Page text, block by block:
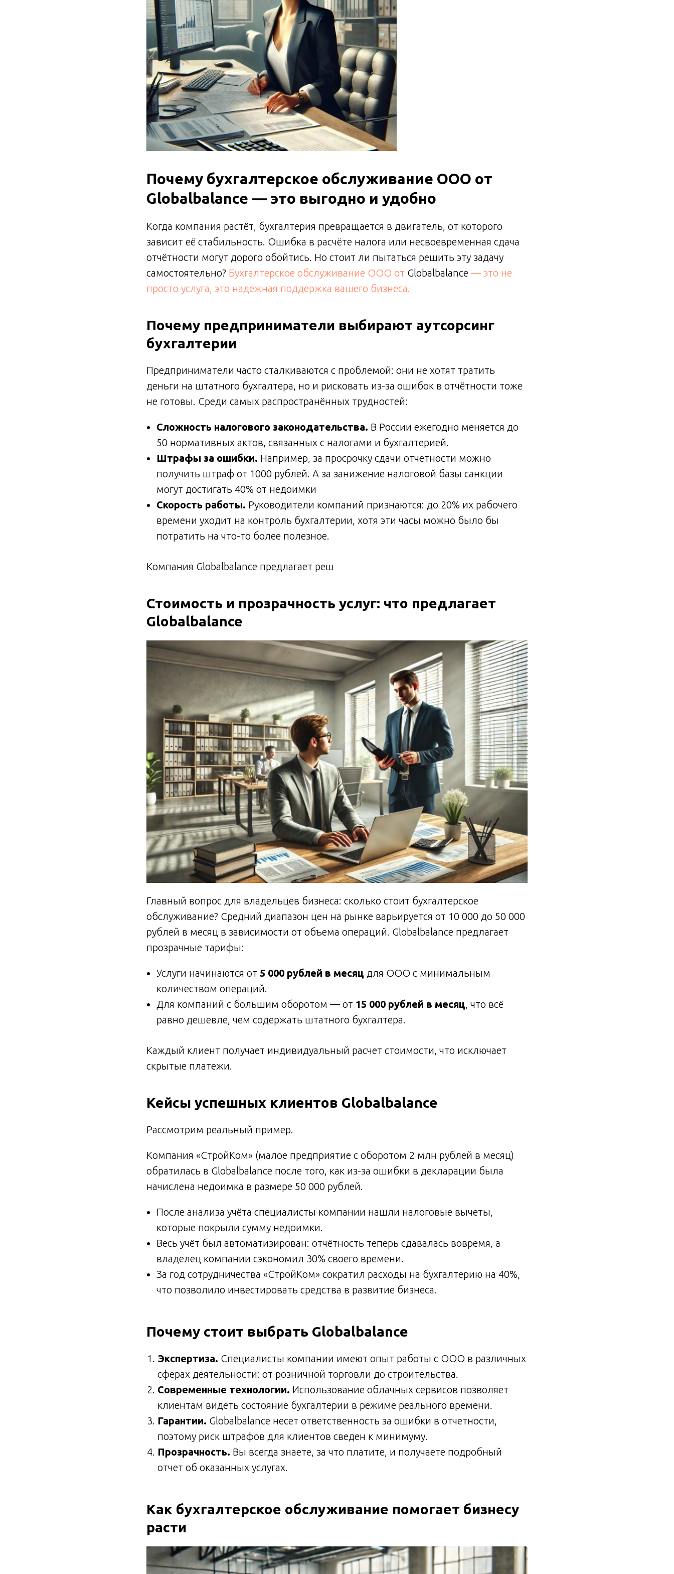
Почему бухгалтерское обслуживание ООО от
Globalbalance — это выгодно и удобно
Когда компания растёт, бухгалтерия превращается в двигатель, от которого
зависит её стабильность. Ошибка в расчёте налога или несвоевременная сдача
отчётности могут дорого обойтись. Но стоит ли пытаться решить эту задачу
самостоятельно? Бухгалтерское обслуживание ООО от Globalbalance — это не
просто услуга, это надёжная поддержка вашего бизнеса.
Почему предприниматели выбирают аутсорсинг
бухгалтерии
Предприниматели часто сталкиваются с проблемой: они не хотят тратить
деньги на штатного бухгалтера, но и рисковать из-за ошибок в отчётности тоже
не готовы. Среди самых распространённых трудностей:
Сложность налогового законодательства. В России ежегодно меняется до
50 нормативных актов, связанных с налогами и бухгалтерией.
Штрафы за ошибки. Например, за просрочку сдачи отчетности можно
получить штраф от 1000 рублей. А за занижение налоговой базы санкции
могут достигать 40% от недоимки
Скорость работы. Руководители компаний признаются: до 20% их рабочего
времени уходит на контроль бухгалтерии, хотя эти часы можно было бы
потратить на что-то более полезное.
Компания Globalbalance предлагает реш
Стоимость и прозрачность услуг: что предлагает
Globalbalance
Главный вопрос для владельцев бизнеса: сколько стоит бухгалтерское
обслуживание? Средний диапазон цен на рынке варьируется от 10 000 до 50 000
рублей в месяц в зависимости от объема операций. Globalbalance предлагает
прозрачные тарифы:
Услуги начинаются от 5 000 рублей в месяц для ООО с минимальным
количеством операций.
Для компаний с большим оборотом — от 15 000 рублей в месяц , что всё
равно дешевле, чем содержать штатного бухгалтера.
Каждый клиент получает индивидуальный расчет стоимости, что исключает
скрытые платежи.
Кейсы успешных клиентов Globalbalance
Рассмотрим реальный пример.
Компания «СтройКом» (малое предприятие с оборотом 2 млн рублей в месяц)
обратилась в Globalbalance после того, как из-за ошибки в декларации была
начислена недоимка в размере 50 000 рублей.
После анализа учёта специалисты компании нашли налоговые вычеты,
которые покрыли сумму недоимки.
Весь учёт был автоматизирован: отчётность теперь сдавалась вовремя, а
владелец компании сэкономил 30% своего времени.
За год сотрудничества «СтройКом» сократил расходы на бухгалтерию на 40%,
что позволило инвестировать средства в развитие бизнеса.
Почему стоит выбрать Globalbalance
Экспертиза. Специалисты компании имеют опыт работы с ООО в различных
сферах деятельности: от розничной торговли до строительства.
Современные технологии. Использование облачных сервисов позволяет
клиентам видеть состояние бухгалтерии в режиме реального времени.
Гарантии. Globalbalance несет ответственность за ошибки в отчетности,
поэтому риск штрафов для клиентов сведен к минимуму.
Прозрачность. Вы всегда знаете, за что платите, и получаете подробный
отчет об оказанных услугах.
Как бухгалтерское обслуживание помогает бизнесу
расти